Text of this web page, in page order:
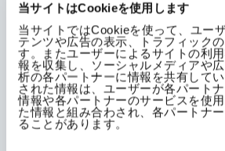
当サイトはCookieを使用します
当サイトではCookieを使って、ユー
テンツや広告の表示、トラフィック
す。またユーザーによるサイトの利
報を収集し、ソーシャルメディアや
析の各パートナーに情報を共有して
された情報は、ユーザーが各パート
情報や各パートナーのサービスを使
た情報と組み合わされ、各パートナ
ることがあります。
成虫
卵 ＞
ポリオキシン複合体のハダニ活性は、
い効果を示します。対して、